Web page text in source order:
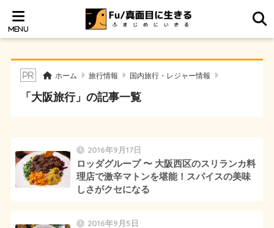
ホーム 旅行情報 国内旅行・レジャー情報
「大阪旅行」の記事一覧
2016年9月17日
ロッダグループ 〜 大阪西区のスリランカ料
理店で激辛マトンを堪能！スパイスの美味
しさがクセになる
2016年9月5日